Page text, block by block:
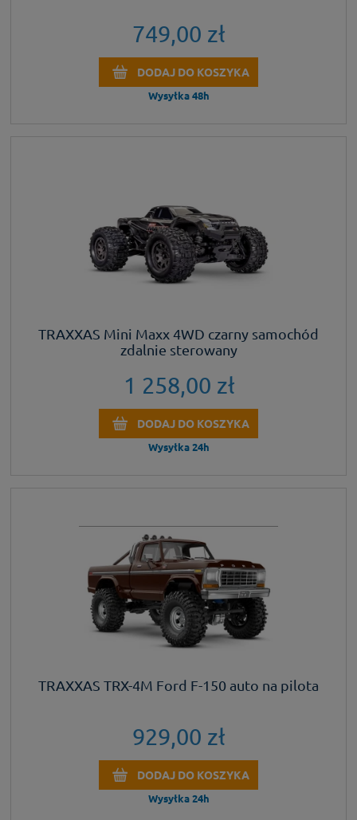
749,00 zł
DODAJ DO KOSZYKA
Wysyłka 48h
TRAXXAS Mini Maxx 4WD czarny samochód
zdalnie sterowany
1 258,00 zł
DODAJ DO KOSZYKA
Wysyłka 24h
TRAXXAS TRX-4M Ford F-150 auto na pilota
929,00 zł
DODAJ DO KOSZYKA
Wysyłka 24h